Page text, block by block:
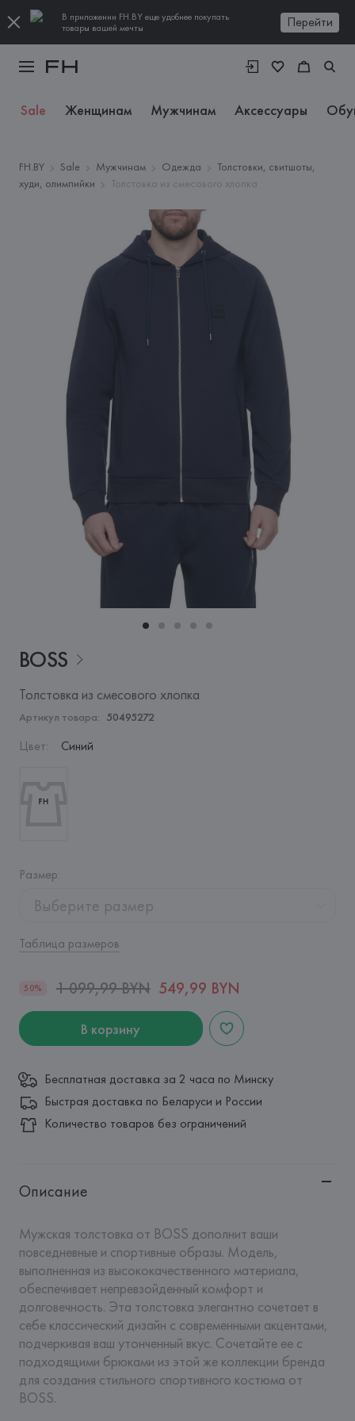
В приложении FH.BY еще удобнее покупать
товары вашей мечты
Перейти
Sale Женщинам Мужчинам Аксессуары
FH.BY Sale Мужчинам Одежда
Толстовки, свитшоты,
худи, олимпийки
Толстовка из смесового хлопка
BOSS
Толстовка из смесового хлопка
Артикул товара: 50495272
Цвет: Синий
Размер:
Выберите размер
Таблица размеров
50% 1 099,99 BYN 549,99 BYN
В корзину
Бесплатная доставка за 2 часа по Минску
Быстрая доставка по Беларуси и России
Количество товаров без ограничений
Описание
Мужская толстовка от BOSS дополнит ваши
повседневные и спортивные образы. Модель,
выполненная из высококачественного материала,
обеспечивает непревзойденный комфорт и
долговечность. Эта толстовка элегантно сочетает в
себе классический дизайн с современными акцентами,
подчеркивая ваш утонченный вкус. Сочетайте ее с
подходящими брюками из этой же коллекции бренда
для создания стильного спортивного костюма от
BOSS.